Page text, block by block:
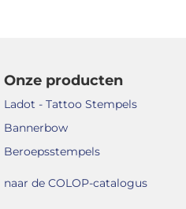
Onze producten
Ladot - Tattoo Stempels
Bannerbow
Beroepsstempels
naar de COLOP-catalogus